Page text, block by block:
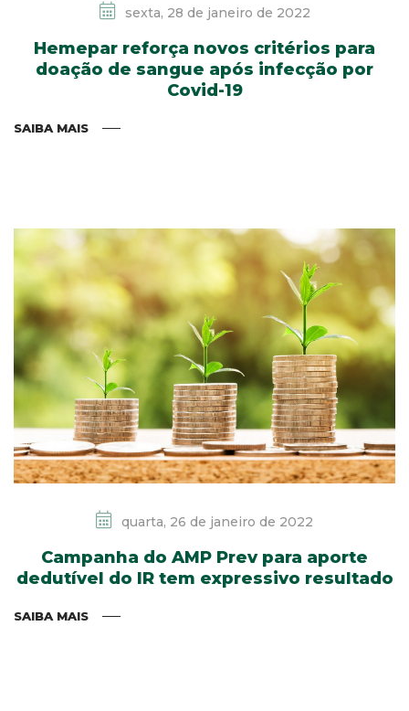
sexta, 28 de janeiro de 2022
Hemepar reforça novos critérios para
doação de sangue após infecção por
Covid-19
SAIBA MAIS
quarta, 26 de janeiro de 2022
Campanha do AMP Prev para aporte
dedutível do IR tem expressivo resultado
SAIBA MAIS